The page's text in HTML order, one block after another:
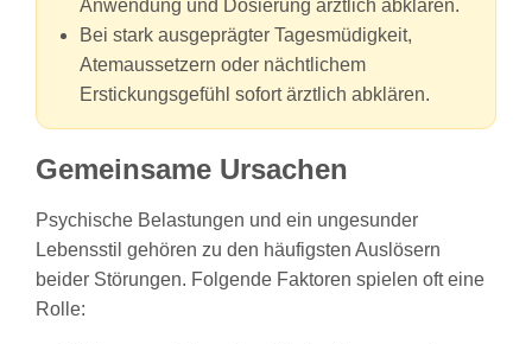
Anwendung und Dosierung ärztlich abklären.
Bei stark ausgeprägter Tagesmüdigkeit,
Atemaussetzern oder nächtlichem
Erstickungsgefühl sofort ärztlich abklären.
Gemeinsame Ursachen
Psychische Belastungen und ein ungesunder
Lebensstil gehören zu den häufigsten Auslösern
beider Störungen. Folgende Faktoren spielen oft eine
Rolle: